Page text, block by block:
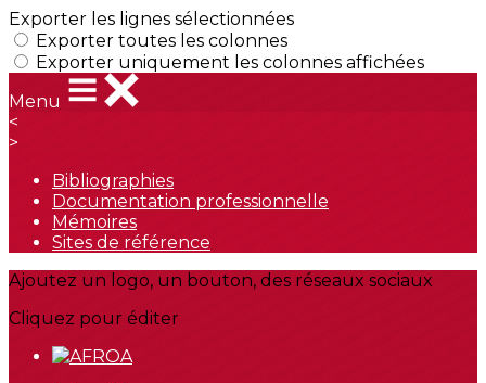
Exporter les lignes sélectionnées
Exporter toutes les colonnes
Exporter uniquement les colonnes affichées
Menu
<
>
Bibliographies
Documentation professionnelle
Mémoires
Sites de référence
Ajoutez un logo, un bouton, des réseaux sociaux
Cliquez pour éditer